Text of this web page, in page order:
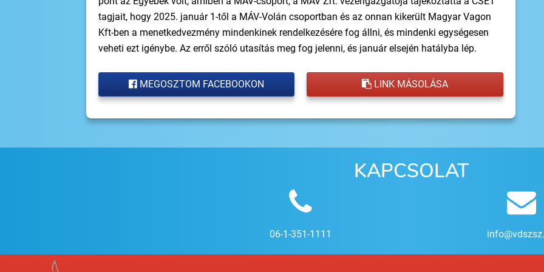
tagjait, hogy 2025. január 1-től a MÁV-Volán csoportban és az onnan kikerült Magyar Vagon
Kft-ben a menetkedvezmény mindenkinek rendelkezésére fog állni, és mindenki egységesen
veheti ezt igénybe. Az erről szóló utasítás meg fog jelenni, és január elsején hatályba lép.
MEGOSZTOM FACEBOOKON LINK MÁSOLÁSA
KAPCSOLAT
06-1-351-1111